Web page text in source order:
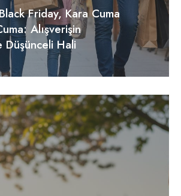
Friday, Kara Cuma
Alışverişin
Düşünceli Hali